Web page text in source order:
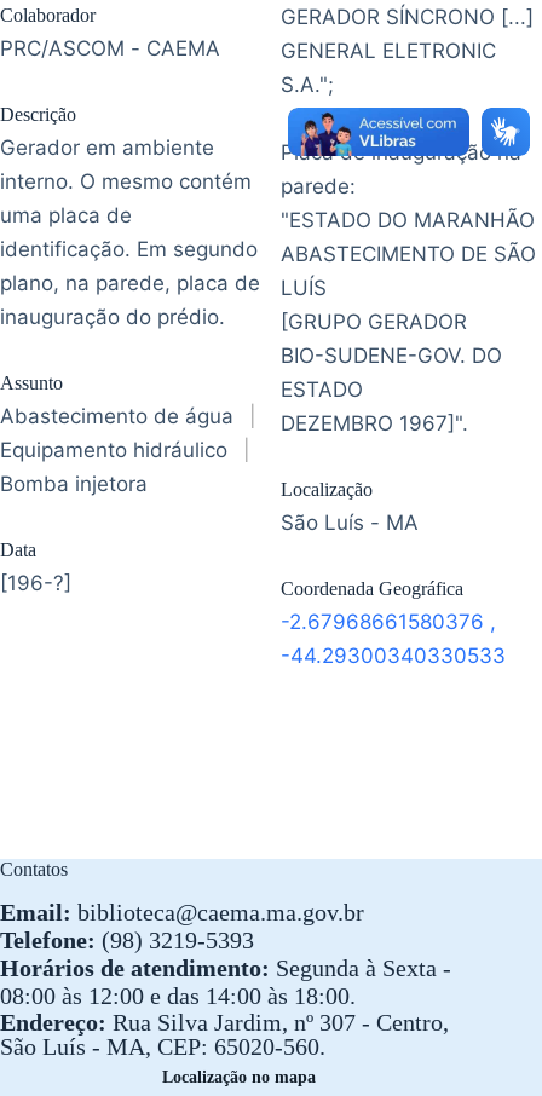
Colaborador
PRC/ASCOM - CAEMA
Descrição
Gerador em ambiente
interno. O mesmo contém
uma placa de
identificação. Em segundo
plano, na parede, placa de
inauguração do prédio.
Assunto
Abastecimento de água
Equipamento hidráulico
Bomba injetora
Data
[196-?]
GERADOR SÍNCRONO [...]
GENERAL ELETRONIC
S.A.";
Placa de inauguração na
parede:
"ESTADO DO MARANHÃO
ABASTECIMENTO DE SÃO
LUÍS
[GRUPO GERADOR
BIO-SUDENE-GOV. DO
ESTADO
DEZEMBRO 1967]".
Localização
São Luís - MA
Coordenada Geográfica
-2.67968661580376 ,
-44.29300340330533
Contatos
Email: biblioteca@caema.ma.gov.br
Telefone: (98) 3219-5393
Horários de atendimento: Segunda à Sexta -
08:00 às 12:00 e das 14:00 às 18:00.
Endereço: Rua Silva Jardim, nº 307 - Centro,
São Luís - MA, CEP: 65020-560.
Localização no mapa